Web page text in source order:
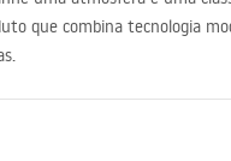
que combina tecnologia